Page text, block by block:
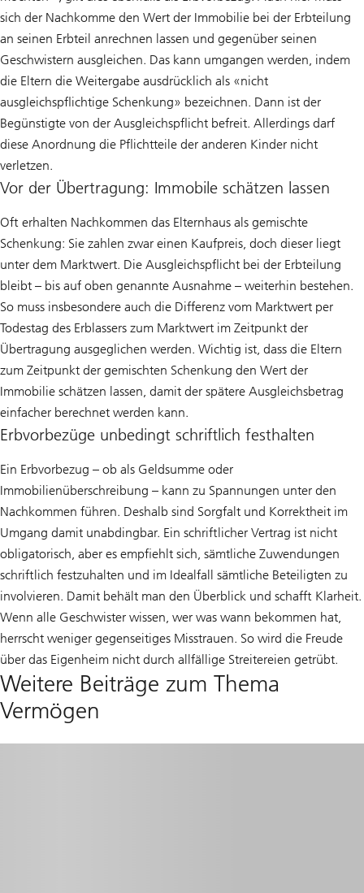
sich der Nachkomme den Wert der Immobilie bei der Erbteilung
an seinen Erbteil anrechnen lassen und gegenüber seinen
Geschwistern ausgleichen. Das kann umgangen werden, indem
die Eltern die Weitergabe ausdrücklich als «nicht
ausgleichspflichtige Schenkung» bezeichnen. Dann ist der
Begünstigte von der Ausgleichspflicht befreit. Allerdings darf
diese Anordnung die Pflichtteile der anderen Kinder nicht
verletzen.
Vor der Übertragung: Immobile schätzen lassen
Oft erhalten Nachkommen das Elternhaus als gemischte
Schenkung: Sie zahlen zwar einen Kaufpreis, doch dieser liegt
unter dem Marktwert. Die Ausgleichspflicht bei der Erbteilung
bleibt – bis auf oben genannte Ausnahme – weiterhin bestehen.
So muss insbesondere auch die Differenz vom Marktwert per
Todestag des Erblassers zum Marktwert im Zeitpunkt der
Übertragung ausgeglichen werden. Wichtig ist, dass die Eltern
zum Zeitpunkt der gemischten Schenkung den Wert der
Immobilie schätzen lassen, damit der spätere Ausgleichsbetrag
einfacher berechnet werden kann.
Erbvorbezüge unbedingt schriftlich festhalten
Ein Erbvorbezug – ob als Geldsumme oder
Immobilienüberschreibung – kann zu Spannungen unter den
Nachkommen führen. Deshalb sind Sorgfalt und Korrektheit im
Umgang damit unabdingbar. Ein schriftlicher Vertrag ist nicht
obligatorisch, aber es empfiehlt sich, sämtliche Zuwendungen
schriftlich festzuhalten und im Idealfall sämtliche Beteiligten zu
involvieren. Damit behält man den Überblick und schafft Klarheit.
Wenn alle Geschwister wissen, wer was wann bekommen hat,
herrscht weniger gegenseitiges Misstrauen. So wird die Freude
über das Eigenheim nicht durch allfällige Streitereien getrübt.
Weitere Beiträge zum Thema
Vermögen